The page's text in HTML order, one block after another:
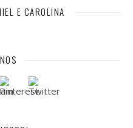
E CAROLINA